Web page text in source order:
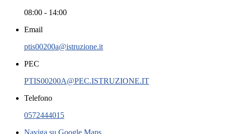
08:00 - 14:00
Email
ptis00200a@istruzione.it
PEC
PTIS00200A@PEC.ISTRUZIONE.IT
Telefono
0572444015
Naviga su Google Maps